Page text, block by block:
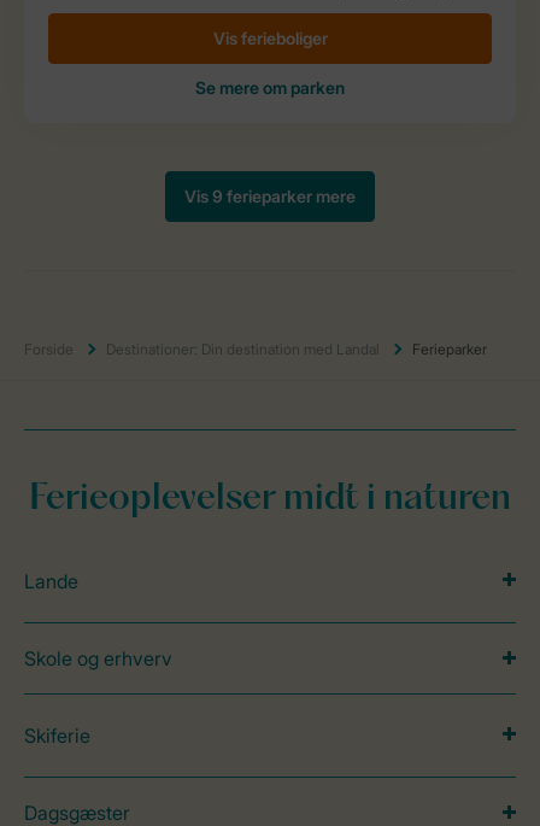
Forside Destinationer: Din destination med Landal Ferieparker
Ferieoplevelser midt i naturen
Lande
Skole og erhverv
Skiferie
Dagsgæster